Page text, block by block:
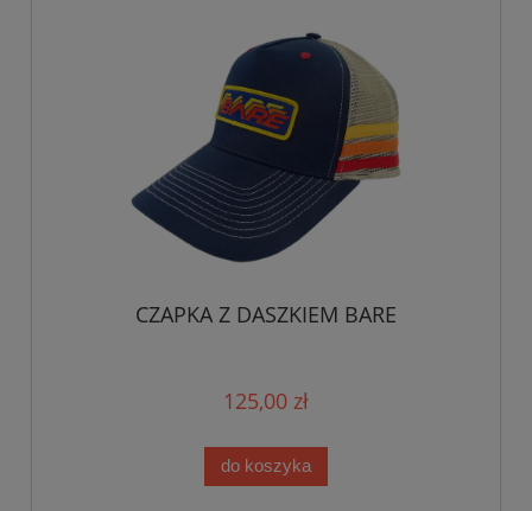
CZAPKA Z DASZKIEM BARE
125,00 zł
do koszyka